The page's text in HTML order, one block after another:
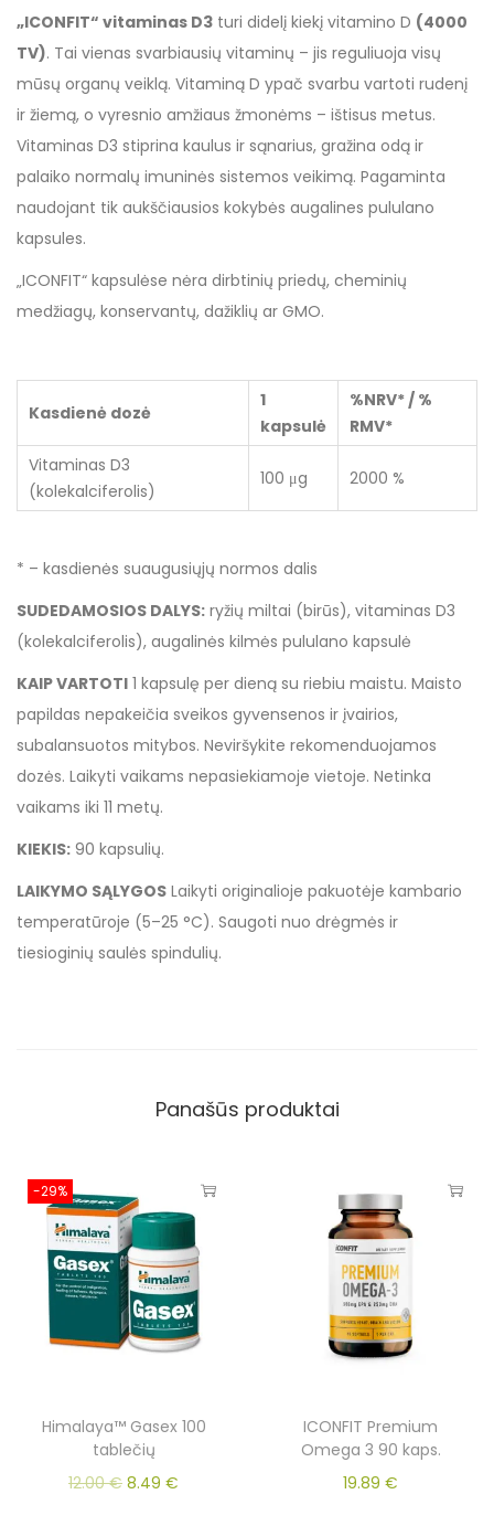
„ICONFIT“ vitaminas D3 turi didelį kiekį vitamino D (4000
TV). Tai vienas svarbiausių vitaminų – jis reguliuoja visų
mūsų organų veiklą. Vitaminą D ypač svarbu vartoti rudenį
ir žiemą, o vyresnio amžiaus žmonėms – ištisus metus.
Vitaminas D3 stiprina kaulus ir sąnarius, gražina odą ir
palaiko normalų imuninės sistemos veikimą. Pagaminta
naudojant tik aukščiausios kokybės augalines pululano
kapsules.
„ICONFIT“ kapsulėse nėra dirbtinių priedų, cheminių
medžiagų, konservantų, dažiklių ar GMO.
Kasdienė dozė
1
kapsulė
%NRV* / %
RMV*
Vitaminas D3
(kolekalciferolis)
100 μg 2000 %
* – kasdienės suaugusiųjų normos dalis
SUDEDAMOSIOS DALYS: ryžių miltai (birūs), vitaminas D3
(kolekalciferolis), augalinės kilmės pululano kapsulė
KAIP VARTOTI 1 kapsulę per dieną su riebiu maistu. Maisto
papildas nepakeičia sveikos gyvensenos ir įvairios,
subalansuotos mitybos. Neviršykite rekomenduojamos
dozės. Laikyti vaikams nepasiekiamoje vietoje. Netinka
vaikams iki 11 metų.
KIEKIS: 90 kapsulių.
LAIKYMO SĄLYGOS Laikyti originalioje pakuotėje kambario
temperatūroje (5–25 °C). Saugoti nuo drėgmės ir
tiesioginių saulės spindulių.
Panašūs produktai
-29%
Himalaya™ Gasex 100
tablečių
12.00€ 8.49 €
ICONFIT Premium
Omega 3 90 kaps.
19.89 €